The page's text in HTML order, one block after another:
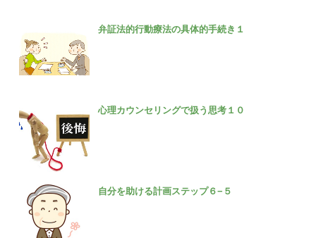
弁証法的行動療法の具体的手続き１
心理カウンセリングで扱う思考１０
自分を助ける計画ステップ６−５